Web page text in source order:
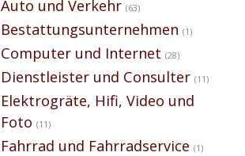
Auto und Verkehr (63)
Bestattungsunternehmen (1)
Computer und Internet (28)
Dienstleister und Consulter (11)
Elektrogräte, Hifi, Video und
Foto (11)
Fahrrad und Fahrradservice (1)